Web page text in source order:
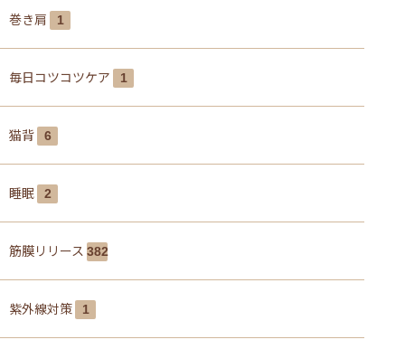
巻き肩 1
毎日コツコツケア 1
猫背 6
睡眠 2
筋膜リリース 382
紫外線対策 1